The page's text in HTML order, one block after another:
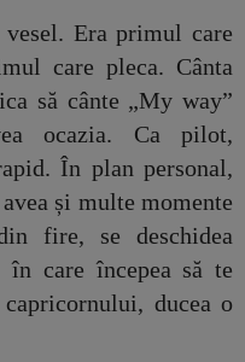
Era primul care
care pleca. Cânta
să cânte „My way”
ocazia. Ca pilot,
În plan personal,
și multe momente
fire, se deschidea
în care începea să te
ducea o